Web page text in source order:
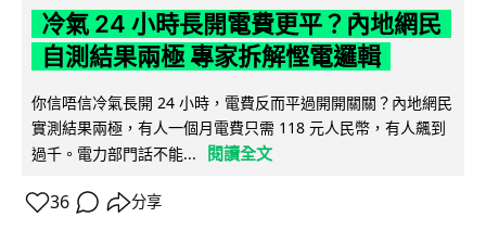
冷氣 24 小時長開電費更平？內地網民
自測結果兩極 專家拆解慳電邏輯
你信唔信冷氣長開 24 小時，電費反而平過開開關關？內地網民
實測結果兩極，有人一個月電費只需 118 元人民幣，有人飆到
過千。電力部門話不能...
閱讀全文
36 分享